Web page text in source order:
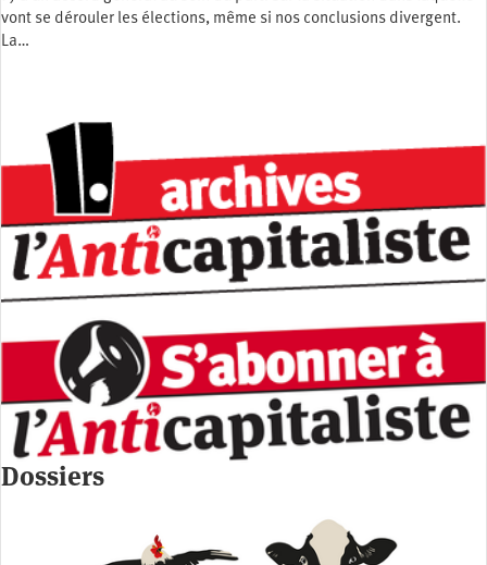
vont se dérouler les élections, même si nos conclusions divergent.
La…
Dossiers